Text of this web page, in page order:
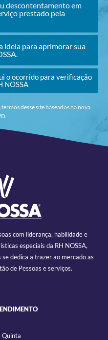
descontentamento em
prestado pela
ideia para aprimorar sua
o ocorrido para verificação
NOSSA
desse site baseados na nova
com liderança, habilidade e
especiais da RH NOSSA,
dedica a trazer ao mercado as
de Pessoas e serviços.
Quinta